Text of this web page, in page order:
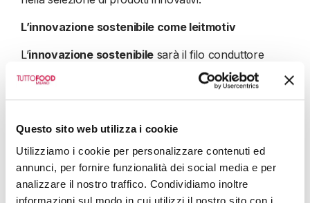
Questo sito web utilizza i cookie
Utilizziamo i cookie per personalizzare contenuti ed
annunci, per fornire funzionalità dei social media e per
analizzare il nostro traffico. Condividiamo inoltre
informazioni sul modo in cui utilizzi il nostro sito con i
L’innovazione sostenibile come leitmotiv
L’innovazione sostenibile sarà il filo conduttore
anche nel percorso espositivo. Quest’anno i visitatori
potranno contare in particolare su un ineditoGreen
Trailche li guiderà alla scoperta deiprodotti bio,
etichetta corta o sostenibilinei diversi settori e che
integrerà le proposte legate allatransizione digitale
proposte sia nei padiglioni, sia specificamente nel
settore TUTTODIGITAL, focalizzato su commercio